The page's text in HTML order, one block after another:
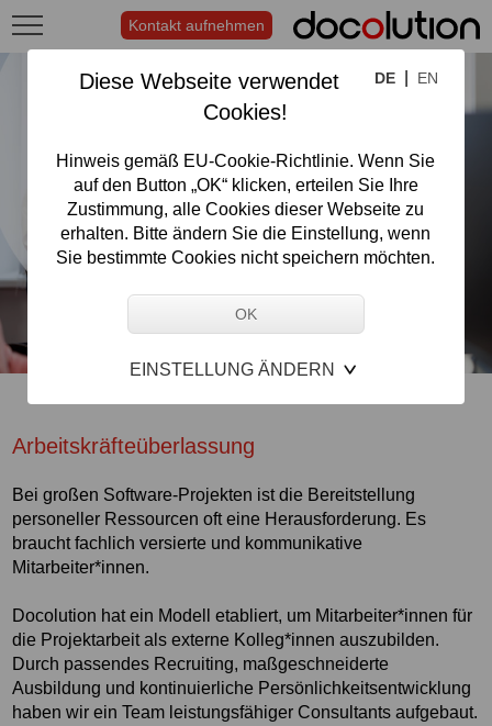
DE EN
Diese Webseite verwendet
Cookies!
Hinweis gemäß EU-Cookie-Richtlinie. Wenn Sie
auf den Button „OK“ klicken, erteilen Sie Ihre
Zustimmung, alle Cookies dieser Webseite zu
erhalten. Bitte ändern Sie die Einstellung, wenn
Sie bestimmte Cookies nicht speichern möchten.
EINSTELLUNG ÄNDERN
Kontakt aufnehmen
Arbeitskräfteüberlassung
Bei großen Software-Projekten ist die Bereitstellung
personeller Ressourcen oft eine Herausforderung. Es
braucht fachlich versierte und kommunikative
Mitarbeiter*innen.
Docolution hat ein Modell etabliert, um Mitarbeiter*innen für
die Projektarbeit als externe Kolleg*innen auszubilden.
Durch passendes Recruiting, maßgeschneiderte
Ausbildung und kontinuierliche Persönlichkeitsentwicklung
haben wir ein Team leistungsfähiger Consultants aufgebaut.